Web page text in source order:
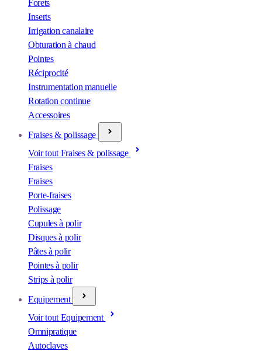
Forets
Inserts
Irrigation canalaire
Obturation à chaud
Pointes
Réciprocité
Instrumentation manuelle
Rotation continue
Accessoires
Fraises & polissage
Voir tout Fraises & polissage
Fraises
Fraises
Porte-fraises
Polissage
Cupules à polir
Disques à polir
Pâtes à polir
Pointes à polir
Strips à polir
Equipement
Voir tout Equipement
Omnipratique
Autoclaves